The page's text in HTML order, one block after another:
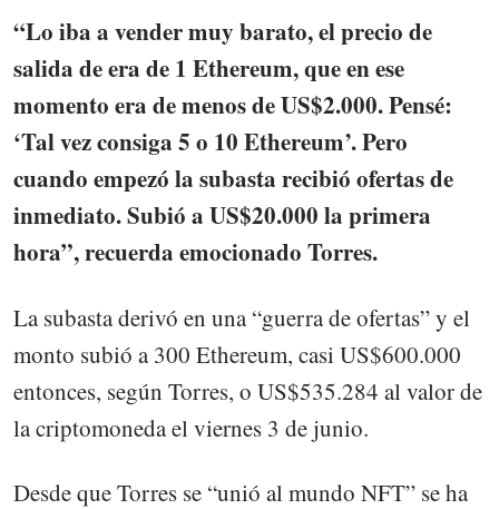
“Lo iba a vender muy barato, el precio de
salida de era de 1 Ethereum, que en ese
momento era de menos de US$2.000. Pensé:
‘Tal vez consiga 5 o 10 Ethereum’. Pero
cuando empezó la subasta recibió ofertas de
inmediato. Subió a US$20.000 la primera
hora”, recuerda emocionado Torres.
La subasta derivó en una “guerra de ofertas” y el
monto subió a 300 Ethereum, casi US$600.000
entonces, según Torres, o US$535.284 al valor de
la criptomoneda el viernes 3 de junio.
Desde que Torres se “unió al mundo NFT” se ha